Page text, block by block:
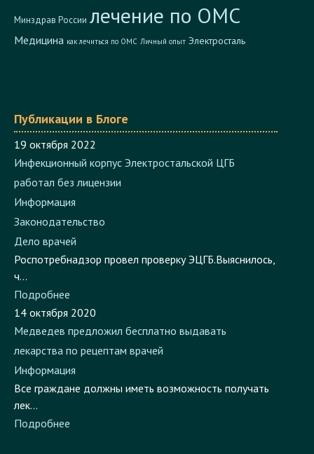
законодательство лечение онкологии борьба с системой Онкология
Минздрав России лечение по ОМС
Публикации в Блоге
19 октября 2022
Инфекционный корпус Электростальской ЦГБ
работал без лицензии
Информация
Законодательство
Дело врачей
Роспотребнадзор провел проверку ЭЦГБ.Выяснилось,
ч...
Подробнее
14 октября 2020
Медведев предложил бесплатно выдавать
лекарства по рецептам врачей
Информация
Все граждане должны иметь возможность получать
лек...